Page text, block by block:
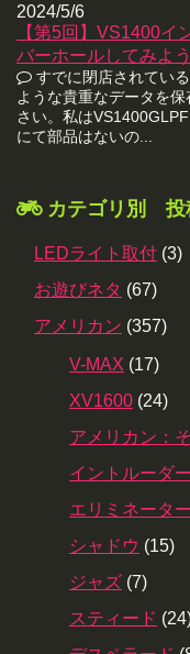
2024/5/6
【第5回】VS1400イ
バーホールしてみよう
すでに閉店されてい
ような貴重なデータを
さい。私は
にて部品はないの...
カテゴリ別 投
LEDライト取付 (3)
お遊びネタ (67)
アメリカン (357)
V-MAX (17)
XV1600 (24)
アメリカン：
イントルーダー
エリミネーター
シャドウ (15)
ジャズ (7)
スティード